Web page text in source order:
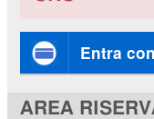
Entra
AREA